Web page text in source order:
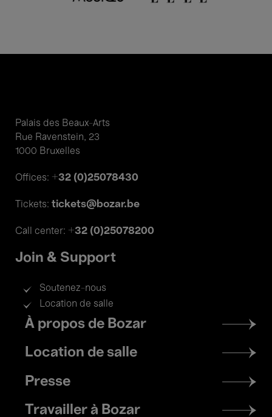
Palais des Beaux-Arts
Rue Ravenstein, 23
1000 Bruxelles
Offices: +32 (0)25078430
Tickets: tickets@bozar.be
Call center: +32 (0)25078200
Join & Support
Soutenez-nous
Location de salle
Footer
menu
À propos de Bozar
Location de salle
Presse
Travailler à Bozar